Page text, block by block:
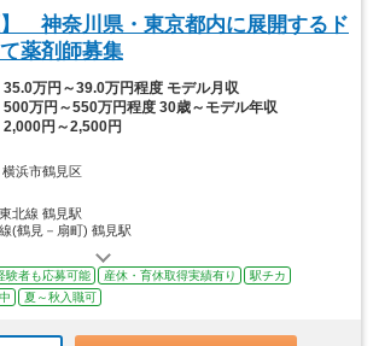
】 神奈川県・東京都内に展開するド
薬剤師募集
35.0万円～39.0万円程度 モデル月収
500万円～550万円程度 30歳～モデル年収
2,000円～2,500円
浜市鶴見区
北線 鶴見駅
線(鶴見－扇町) 鶴見駅
験者も応募可能 産休・育休取得実績有り
駅チカ
夏～秋入職可